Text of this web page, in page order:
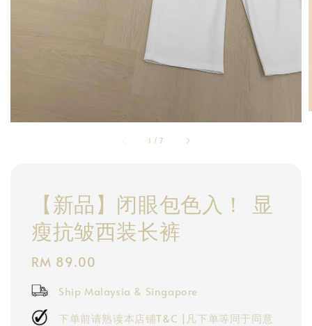
1 /7
【新品】闭眼包色入！ 显
瘦抗皱西装长裤
Regular
price
RM 89.00
Ship Malaysia & Singapore
下单前请熟读本店铺T&C |凡下单等同于同意